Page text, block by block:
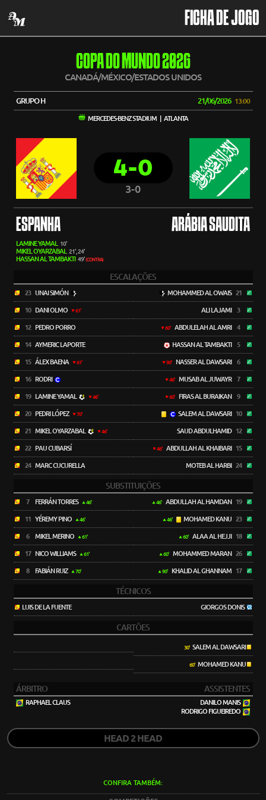
FICHA DE JOGO
COPA DO MUNDO 2026
CANADÁ/MÉXICO/ESTADOS UNIDOS
GRUPO H 21/06/2026 13:00
MERCEDES-BENZ STADIUM | ATLANTA
4-0
3-0
ESPANHA ARÁBIA SAUDITA
LAMINE YAMAL 10'
MIKEL OYARZABAL 21', 24'
HASSAN AL TAMBAKTI 49'(CONTRA)
ESCALAÇÕES
23 UNAI SIMÓN
10 DANI OLMO 61'
12 PEDRO PORRO
14 AYMERIC LAPORTE
15 ÁLEX BAENA 61'
16 RODRI
19 LAMINE YAMAL 46'
20 PEDRI LÓPEZ 70'
21 MIKEL OYARZABAL 46'
22 PAU CUBARSÍ
24 MARC CUCURELLA
MOHAMMED AL OWAIS 21
ALI LAJAMI 3
60' ABDULELAH AL AMRI 4
HASSAN AL TAMBAKTI 5
90' NASSER AL DAWSARI 6
46' MUSAB AL JUWAYR 7
60' FIRAS AL BURAIKAN 9
SALEM AL DAWSARI 10
SAUD ABDULHAMID 12
46' ABDULLAH AL KHAIBARI 15
MOTEB AL HARBI 24
SUBSTITUIÇÕES
7 FERRÁN TORRES 46'
11 YÉREMY PINO 46'
6 MIKEL MERINO 61'
17 NICO WILLIAMS 61'
8 FABIÁN RUIZ 70'
46' ABDULLAH AL HAMDAN 19
46' MOHAMED KANU 23
60' ALAA AL HEJJI 18
60' MOHAMMED MARAN 26
90' KHALID AL GHANNAM 17
TÉCNICOS
LUIS DE LA FUENTE GIORGOS DONIS
CARTÕES
30'SALEM AL DAWSARI
60'MOHAMED KANU
ÁRBITRO ASSISTENTES
RAPHAEL CLAUS
DANILO MANIS
RODRIGO FIGUEIREDO
HEAD 2 HEAD
CONFIRA TAMBÉM: